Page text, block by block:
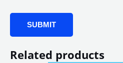
Related products